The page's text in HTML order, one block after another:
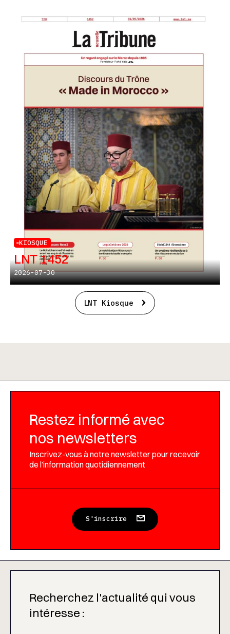
KIOSQUE
LNT 1452
2026-07-30
LNT Kiosque
Restez informé avec
nos newsletters
Inscrivez-vous à notre newsletter pour recevoir
de l’information quotidiennement
S'inscrire
Recherchez l'actualité qui vous
intéresse :